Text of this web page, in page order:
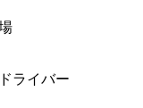
ライバー